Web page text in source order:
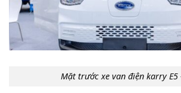
Mặt trước xe van điện karry E5